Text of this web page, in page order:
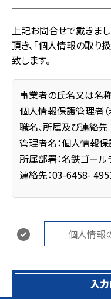
上記お問合せで戴きま
頂き、「個人情報の取り
致します。
事業者の氏名又は名
個人情報保護管理者
職名、所属及び連絡先
管理者名：個人情報
所属部署：名鉄ゴー
連絡先：03-6458-
① お問い合わせ内
② 弊社輸送サービス
個人情報の開示等の
ご本人様は、当社に
個人情報
入